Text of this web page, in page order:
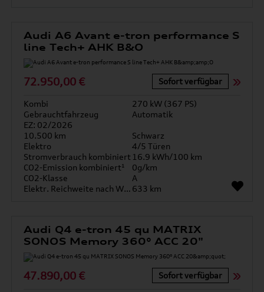
Audi A6 Avant e-tron performance S
line Tech+ AHK B&O
72.950,00 € Sofort verfügbar
Kombi
270 kW (367 PS)
Gebrauchtfahrzeug
Automatik
EZ: 02/2026
10.500 km
Schwarz
Elektro
4/5 Türen
Stromverbrauch kombiniert 16.9 kWh/100 km
CO2-Emission kombiniert¹
0g/km
CO2-Klasse
A
Elektr. Reichweite nach WLTP* 633 km
Audi Q4 e-tron 45 qu MATRIX
SONOS Memory 360° ACC 20"
47.890,00 € Sofort verfügbar